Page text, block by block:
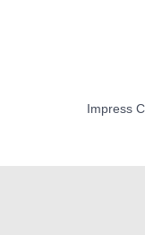
Impress